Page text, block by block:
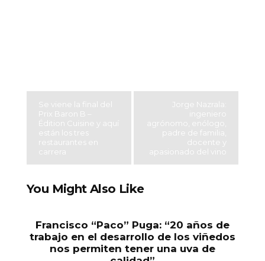
Se viene la final del
Prix Baron B –
Édition Cuisine y aquí
están los tres
restaurantes en
carrera
Jorge Nazrala:
ingeniero
agrónomo, enólogo,
padre de familia,
docente y
apasionado del vino
You Might Also Like
Francisco “Paco” Puga: “20 años de
trabajo en el desarrollo de los viñedos
nos permiten tener una uva de